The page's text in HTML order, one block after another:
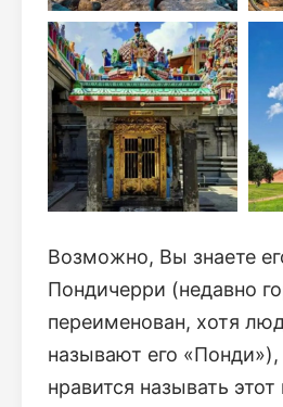
Возможно, Вы знаете
Пондичерри (недавно
переименован, хотя
называют его
нравится называть этот